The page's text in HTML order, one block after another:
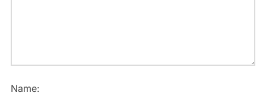
Name: